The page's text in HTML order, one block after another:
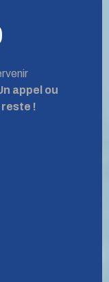
appel ou
reste !